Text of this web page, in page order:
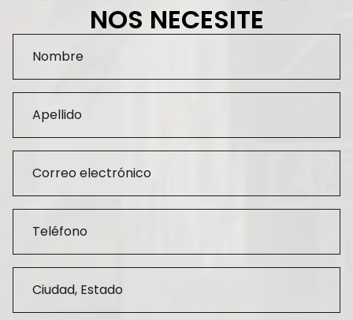
NOS NECESITE